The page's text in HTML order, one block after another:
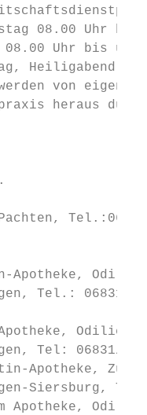
08.00 Uhr
08.00 Uhr bis
werden von
heraus
Pachten,
Apotheke,
Tel.: 06831/
Tel: 06831/
Apotheke, Zur
Siersburg,
Apotheke,